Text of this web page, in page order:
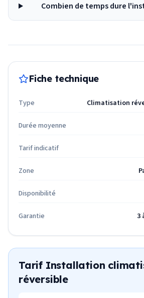
Combien de temps dure
Fiche technique
Type Climatisation
Durée moyenne
Tarif indicatif
Zone
Disponibilité
Garantie 3
Tarif Installation
réversible